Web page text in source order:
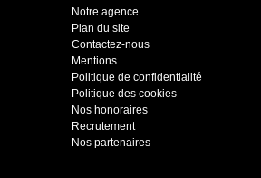
Notre agence
Plan du site
Contactez-nous
Mentions
Politique de confidentialité
Politique des cookies
Nos honoraires
Recrutement
Nos partenaires